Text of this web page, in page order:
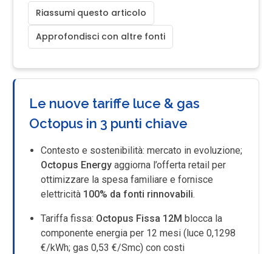
Riassumi questo articolo
Approfondisci con altre fonti
Le nuove tariffe luce & gas
Octopus in 3 punti chiave
Contesto e sostenibilità: mercato in evoluzione;
Octopus Energy aggiorna l’offerta retail per
ottimizzare la spesa familiare e fornisce
elettricità 100% da fonti rinnovabili.
Tariffa fissa: Octopus Fissa 12M blocca la
componente energia per 12 mesi (luce 0,1298
€/kWh; gas 0,53 €/Smc) con costi